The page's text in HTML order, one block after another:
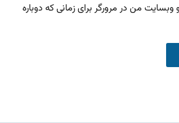
وبسایت من در مرورگر برای زمانی که دوباره